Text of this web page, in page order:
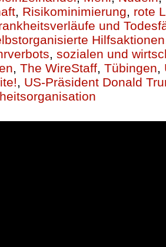
, Risikominimierung, rote
und
Hilfsaktionen
, sozialen und
, The WireStaff, Tübingen,
, US-Präsident Donald